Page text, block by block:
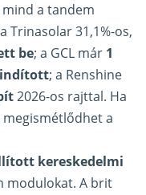
a tandem
Trinasolar 31,1%-os,
be; a GCL már 1
indított; a Renshine
2026-os rajttal. Ha
megismétlődhet a
kereskedelmi
modulokat. A brit